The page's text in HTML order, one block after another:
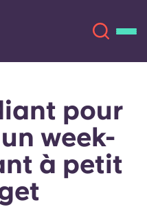
Español
pour
week-
à petit